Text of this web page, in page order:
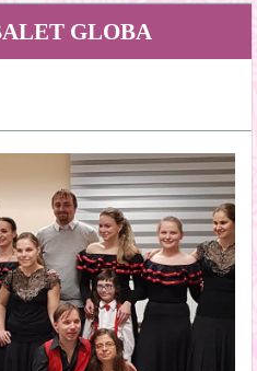
GLOBA